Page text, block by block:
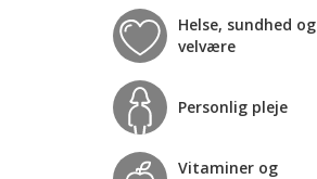
Helse, sundhed og
velvære
Personlig pleje
Vitaminer og